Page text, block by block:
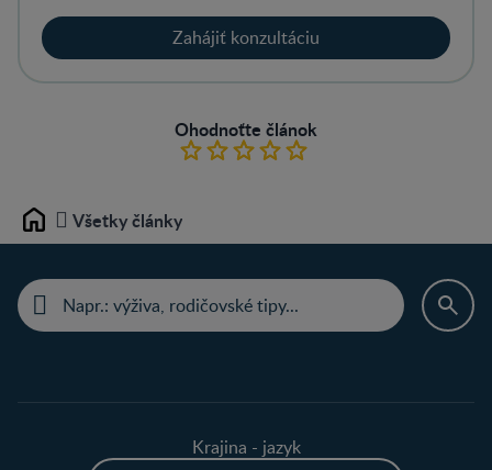
Zahájiť konzultáciu
Ohodnoťte článok
Home Všetky články
Krajina - jazyk